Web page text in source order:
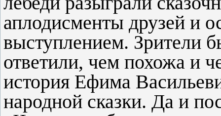
аплодисменты друзей и
выступлением. Зрители
ответили, чем похожа и
история Ефима
народной сказки. Да и